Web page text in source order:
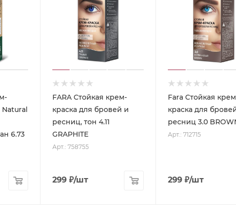
Natural
6.73
FARA Стойкая крем-
краска для бровей и
ресниц, тон 4.11
GRAPHITE
Арт.: 758755
299₽/шт
Fara Стойкая
краска для
ресниц 3.0
Арт.: 712715
299 ₽/шт